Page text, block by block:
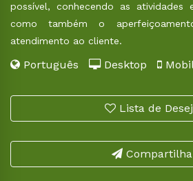
possível, conhecendo as atividades
como também o
atendimento ao cliente.
Português Desktop
Lista de